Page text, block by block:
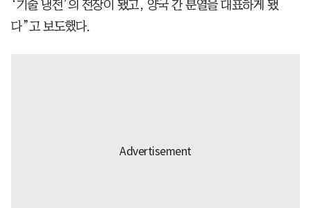
‘기술 냉전’의 전장이 됐고, 양국 간 분열을 대표하게 됐
다”고 보도했다.